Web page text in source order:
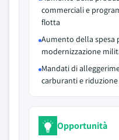
commerciali e
flotta
Aumento della spesa
modernizzazione
Mandati di
carburanti e
Opportunità